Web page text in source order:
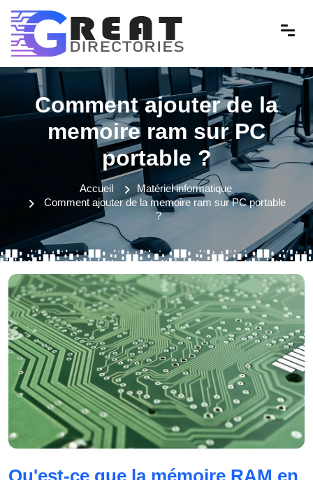
Comment ajouter de la
memoire ram sur PC
portable ?
Accueil
Matériel informatique
Comment ajouter de la memoire ram sur PC portable
?
Qu'est-ce que la mémoire RAM en